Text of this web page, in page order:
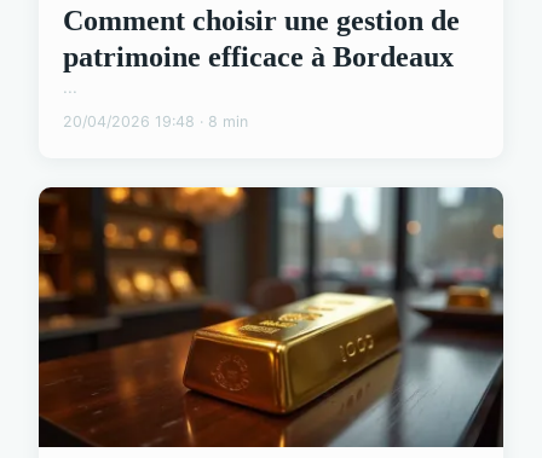
Comment choisir une gestion de
patrimoine efficace à Bordeaux
...
20/04/2026 19:48 · 8 min